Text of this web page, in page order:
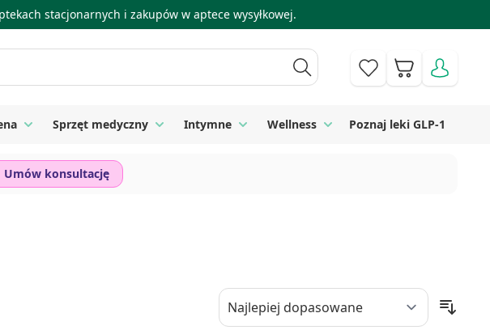
stacjonarnych i zakupów w aptece wysyłkowej.
Koszyk
for Kosmetyki
Toggle submenu for Higiena
Sprzęt medyczny Toggle submenu for Sprzęt medyczny
Intymne Toggle submenu for Intymne
Wellness Toggle submenu for Wellness
Poznaj leki GLP-1
Umów konsultację